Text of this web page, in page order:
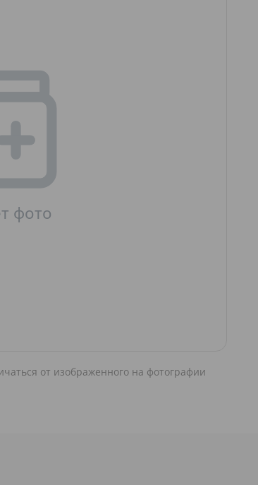
от изображенного на фотографии